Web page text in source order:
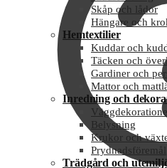
Skåp och lådor
Hängare och
Hemtextilier
Kuddar och
Täcken och
Gardiner och
Mattor och
Inredning och
Belysning
Krukor och
Prydnadsföremål
Trädgård och